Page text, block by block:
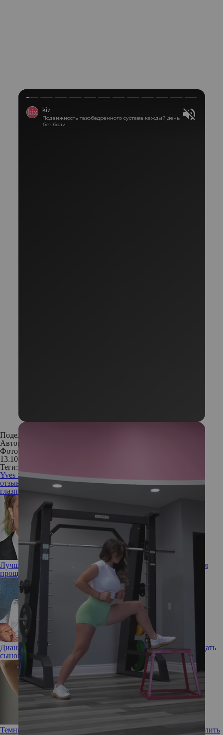
Поделиться:
Автор:
Фото: Архивы пресс-служб; Instagram
13.10.2017
Теги:
Yves Saint Laurent Beauté
отзыв
масло для губмасло для губ отзывподводка для
глазподводка отзыв
Лучший друг – виноватый бывший: как Брэд Питт заслужил
прощение Дженнифер Энистон, несмотря на новый роман
Диана была против: какие «вековые» имена Карл III хотел дать
сыновьям Уильяму и Гарри
Темные впадины: почему подмышки черные и как их осветлить